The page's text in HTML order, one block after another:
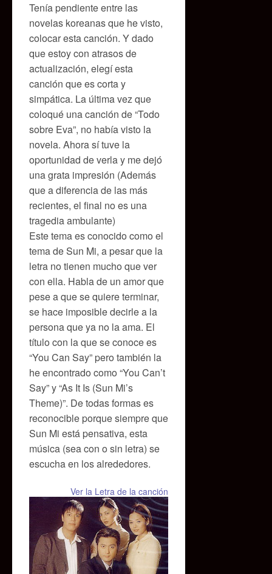
Tenía pendiente entre las
novelas koreanas que he visto,
colocar esta canción. Y dado
que estoy con atrasos de
actualización, elegí esta
canción que es corta y
simpática. La última vez que
coloqué una canción de “Todo
sobre Eva”, no había visto la
novela. Ahora sí tuve la
oportunidad de verla y me dejó
una grata impresión (Además
que a diferencia de las más
recientes, el final no es una
tragedia ambulante)
Este tema es conocido como el
tema de Sun Mi, a pesar que la
letra no tienen mucho que ver
con ella. Habla de un amor que
pese a que se quiere terminar,
se hace imposible decirle a la
persona que ya no la ama. El
título con la que se conoce es
“You Can Say” pero también la
he encontrado como “You Can’t
Say” y “As It Is (Sun Mi’s
Theme)”. De todas formas es
reconocible porque siempre que
Sun Mi está pensativa, esta
música (sea con o sin letra) se
escucha en los alrededores.
Ver la Letra de la canción